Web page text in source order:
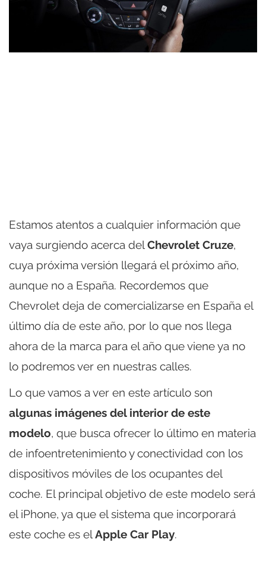
Estamos atentos a cualquier información que
vaya surgiendo acerca delChevrolet Cruze,
cuya próxima versión llegará el próximo año,
aunque no a España. Recordemos que
Chevrolet deja de comercializarse en España el
último día de este año, por lo que nos llega
ahora de la marca para el año que viene ya no
lo podremos ver en nuestras calles.
Lo que vamos a ver en este artículo son
algunas imágenes del interior de este
modelo, que busca ofrecer lo último en materia
de infoentretenimiento y conectividad con los
dispositivos móviles de los ocupantes del
coche. El principal objetivo de este modelo será
el iPhone, ya que el sistema que incorporará
este coche es elApple Car Play.